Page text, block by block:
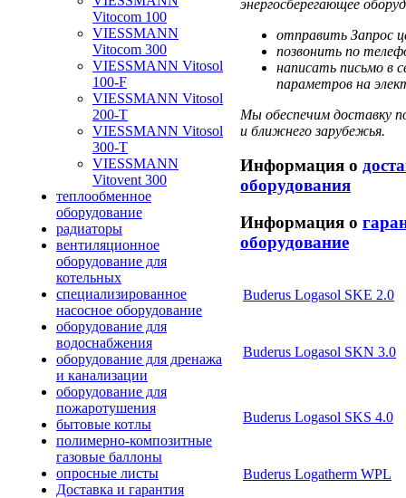
Vitocom 100
VIESSMANN
Vitocom 300
VIESSMANN Vitosol
100-F
VIESSMANN Vitosol
200-T
VIESSMANN Vitosol
300-T
VIESSMANN
Vitovent 300
теплообменное
оборудование
радиаторы
вентиляционное
оборудование для
котельных
специализированное
насосное оборудование
оборудование для
водоснабжения
оборудование для дренажа
и канализации
оборудование для
пожаротушения
бытовые котлы
полимерно-композитные
газовые баллоны
опросные листы
Доставка и гарантия
энергосберегающее
отправить Запрос
позвонить по
написать письмо в
параметров на
Мы обеспечим доставку
и ближнего зарубежья.
Информация о
оборудования
Информация о
оборудование
Buderus Logasol SKE 2.0
Buderus Logasol SKN 3.0
Buderus Logasol SKS 4.0
Buderus Logatherm WPL